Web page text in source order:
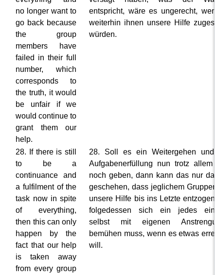
no longer want to
go back because
the group
members have
failed in their full
number, which
corresponds to
the truth, it would
be unfair if we
would continue to
grant them our
help.
entspricht, wäre es ungerecht,
weiterhin ihnen unsere Hilfe
würden.
28. If there is still
to be a
continuance and
a fulfilment of the
task now in spite
of everything,
then this can only
happen by the
fact that our help
is taken away
from every group
28. Soll es ein Weitergehen und
Aufgabenerfüllung nun trotz allem
noch geben, dann kann das nur
geschehen, dass jeglichem
unsere Hilfe bis ins Letzte entzogen
folgedessen sich ein jedes
selbst mit eigenen
bemühen muss, wenn es etwas
will.